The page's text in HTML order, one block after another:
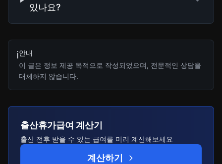
있나요?
ℹ️안내
이 글은 정보 제공 목적으로 작성되었으며, 전문적인 상담을
대체하지 않습니다.
출산휴가급여 계산기
출산 전후 받을 수 있는 급여를 미리 계산해보세요
계산하기